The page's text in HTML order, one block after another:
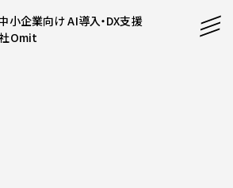
小企業向け AI導入・DX支援
Omit